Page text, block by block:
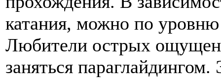
катания, можно по уровню
Любители острых
заняться